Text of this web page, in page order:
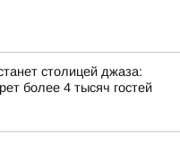
столицей джаза:
более 4 тысяч гостей